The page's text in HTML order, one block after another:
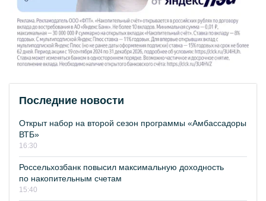
Последние новости
Открыт набор на второй сезон программы «Амбассадоры
ВТБ»
16:30
Россельхозбанк повысил максимальную доходность
по накопительным счетам
15:40